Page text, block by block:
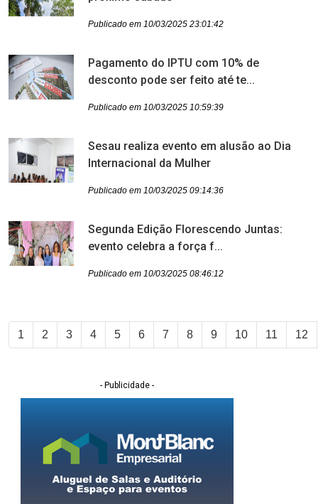
Publicado em 10/03/2025 23:01:42
Pagamento do IPTU com 10% de
desconto pode ser feito até te...
Publicado em 10/03/2025 10:59:39
Sesau realiza evento em alusão ao Dia
Internacional da Mulher
Publicado em 10/03/2025 09:14:36
Segunda Edição Florescendo Juntas:
evento celebra a força f...
Publicado em 10/03/2025 08:46:12
1 2 3 4 5 6 7 8 9 10 11 12
- Publicidade -